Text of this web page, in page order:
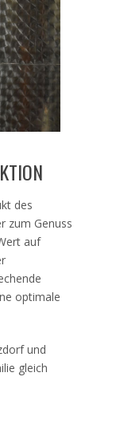
des
zum Genuss
auf
optimale
und
gleich